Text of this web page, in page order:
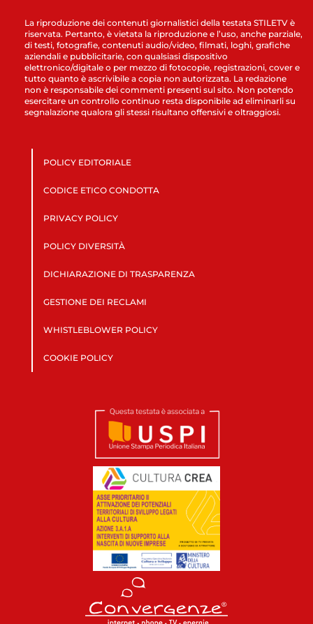
La riproduzione dei contenuti giornalistici della testata STILETV è
riservata. Pertanto, è vietata la riproduzione e l’uso, anche parziale,
di testi, fotografie, contenuti audio/video, filmati, loghi, grafiche
aziendali e pubblicitarie, con qualsiasi dispositivo
elettronico/digitale o per mezzo di fotocopie, registrazioni, cover e
tutto quanto è ascrivibile a copia non autorizzata. La redazione
non è responsabile dei commenti presenti sul sito. Non potendo
esercitare un controllo continuo resta disponibile ad eliminarli su
segnalazione qualora gli stessi risultano offensivi e oltraggiosi.
POLICY EDITORIALE
CODICE ETICO CONDOTTA
PRIVACY POLICY
POLICY DIVERSITÀ
DICHIARAZIONE DI TRASPARENZA
GESTIONE DEI RECLAMI
WHISTLEBLOWER POLICY
COOKIE POLICY